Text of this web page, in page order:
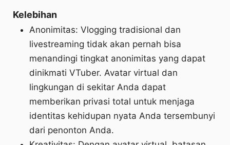
Kelebihan
Anonimitas: Vlogging tradisional dan
livestreaming tidak akan pernah bisa
menandingi tingkat anonimitas yang dapat
dinikmati VTuber. Avatar virtual dan
lingkungan di sekitar Anda dapat
memberikan privasi total untuk menjaga
identitas kehidupan nyata Anda tersembunyi
dari penonton Anda.